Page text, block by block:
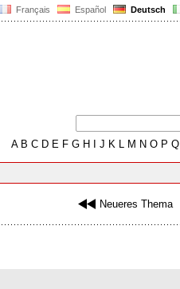
Français Español Deutsch
AB C D E F G H J K L M N O P Q
Neueres Thema